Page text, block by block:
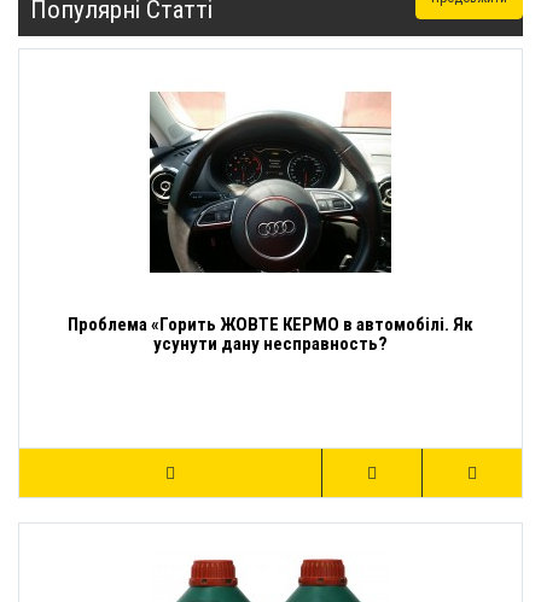
Популярні Статті
Проблема «Горить ЖОВТЕ КЕРМО в автомобілі. Як
усунути дану несправность?